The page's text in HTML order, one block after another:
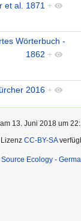
et al. 1871 +
Wörterbuch -
1862 +
2016 +
13. Juni 2018 um
CC-BY-SA
Ecology -